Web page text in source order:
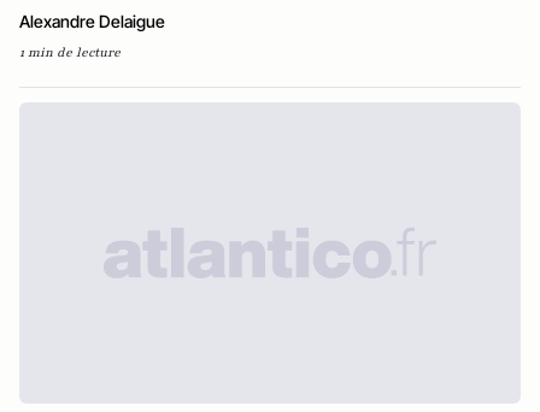
Alexandre Delaigue
1 min de lecture